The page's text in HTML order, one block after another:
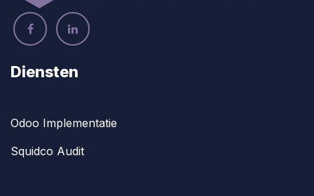
Diensten
Odoo Implementatie
Squidco Audit